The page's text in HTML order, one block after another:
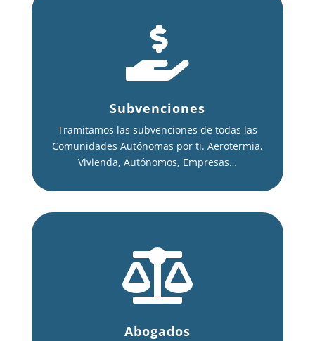

Subvenciones
Tramitamos las subvenciones de todas las
Comunidades Autónomas por ti. Aerotermia,
Vivienda, Autónomos, Empresas…

Abogados